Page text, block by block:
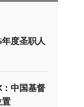
度圣职人
中国基督
置